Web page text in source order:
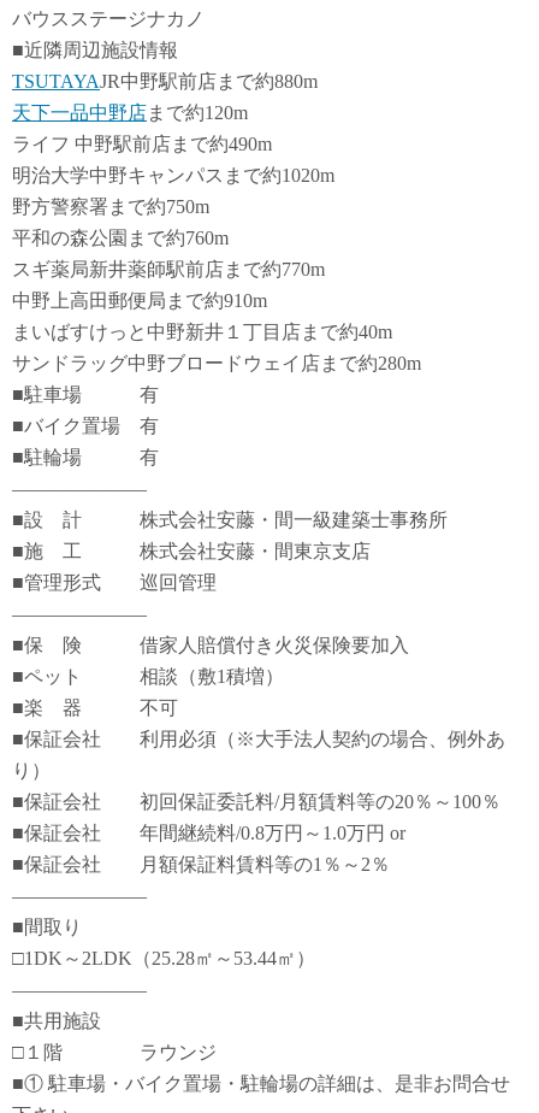
バウスステージナカノ
■近隣周辺施設情報
TSUTAYAJR中野駅前店まで約880m
天下一品中野店まで約120m
ライフ 中野駅前店まで約490m
明治大学中野キャンパスまで約1020m
野方警察署まで約750m
平和の森公園まで約760m
スギ薬局新井薬師駅前店まで約770m
中野上高田郵便局まで約910m
まいばすけっと中野新井１丁目店まで約40m
サンドラッグ中野ブロードウェイ店まで約280m
■駐車場 有
■バイク置場 有
■駐輪場 有
―――――――
■設 計 株式会社安藤・間一級建築士事務所
■施 工 株式会社安藤・間東京支店
■管理形式 巡回管理
―――――――
■保 険 借家人賠償付き火災保険要加入
■ペット 相談（敷1積増）
■楽 器 不可
■保証会社 利用必須（※大手法人契約の場合、例外あ
り）
■保証会社 初回保証委託料/月額賃料等の20％～100％
■保証会社 年間継続料/0.8万円～1.0万円 or
■保証会社 月額保証料賃料等の1％～2％
―――――――
■間取り
□1DK～2LDK（25.28㎡～53.44㎡）
―――――――
■共用施設
□１階 ラウンジ
■① 駐車場・バイク置場・駐輪場の詳細は、是非お問合せ